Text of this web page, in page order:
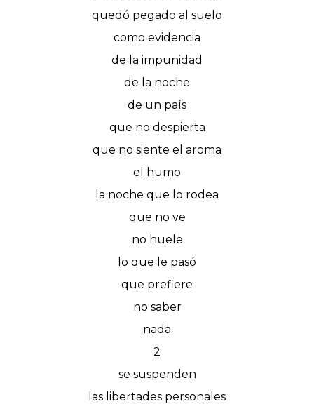
quedó pegado al suelo
como evidencia
de la impunidad
de la noche
de un país
que no despierta
que no siente el aroma
el humo
la noche que lo rodea
que no ve
no huele
lo que le pasó
que prefiere
no saber
nada
2
se suspenden
las libertades personales